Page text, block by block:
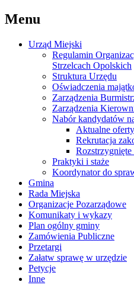
Menu
Urząd Miejski
Regulamin
Strzelcach Opolskich
Struktura Urzędu
Oświadczenia
Zarządzenia
Zarządzenia
Nabór kandydatów
Aktualne
Rekrutacja
Praktyki i staże
Koordynator do
Gmina
Rada Miejska
Organizacje Pozarządowe
Komunikaty i wykazy
Plan ogólny gminy
Zamówienia Publiczne
Przetargi
Załatw sprawę w urzędzie
Petycje
Inne